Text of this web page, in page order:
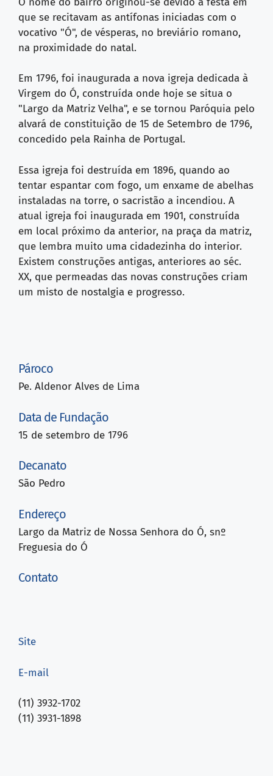
Pároco
Pe. Aldenor Alves de Lima
Data de Fundação
15 de setembro de 1796
Decanato
São Pedro
Endereço
Largo da Matriz de Nossa Senhora do Ó, snº
Freguesia do Ó
Contato
Site
E-mail
(11) 3932-1702
(11) 3931-1898
que se recitavam as antífonas iniciadas com o
vocativo "Ó", de vésperas, no breviário romano,
na proximidade do natal.
Em 1796, foi inaugurada a nova igreja dedicada à
Virgem do Ó, construída onde hoje se situa o
"Largo da Matriz Velha", e se tornou Paróquia pelo
alvará de constituição de 15 de Setembro de 1796,
concedido pela Rainha de Portugal.
Essa igreja foi destruída em 1896, quando ao
tentar espantar com fogo, um enxame de abelhas
instaladas na torre, o sacristão a incendiou. A
atual igreja foi inaugurada em 1901, construída
em local próximo da anterior, na praça da matriz,
que lembra muito uma cidadezinha do interior.
Existem construções antigas, anteriores ao séc.
XX, que permeadas das novas construções criam
um misto de nostalgia e progresso.